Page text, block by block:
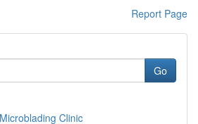
Report Page
Go
Clinic